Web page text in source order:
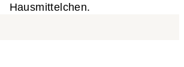
Hausmittelchen.